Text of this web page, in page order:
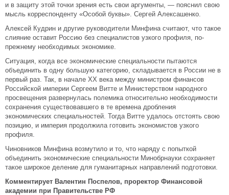
и в защиту этой точки зрения есть свои аргументы, — пояснил свою
мысль корреспонденту «Особой буквы». Сергей Алексашенко.
Алексей Кудрин и другие руководители Минфина считают, что такое
слияние оставит Россию без специалистов узкого профиля, по-
прежнему необходимых экономике.
Ситуация, когда все экономические специальности пытаются
объединить в одну большую категорию, складывается в России не в
первый раз. Так, в начале ХХ века между министром финансов
Российской империи Сергеем Витте и Министерством народного
просвещения развернулась полемика относительно необходимости
сохранения существовавшего в те времена дробления
экономических специальностей. Тогда Витте удалось отстоять свою
позицию, и империя продолжила готовить экономистов узкого
профиля.
Чиновников Минфина возмутило и то, что наряду с попыткой
объединить экономические специальности Минобрнауки сохраняет
такое широкое деление для гуманитарных направлений подготовки.
Комментирует Валентин Поспелов, проректор Финансовой
академии при Правительстве РФ